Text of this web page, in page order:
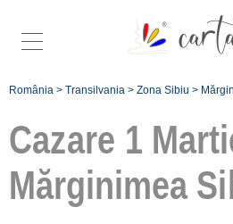
România > Transilvania > Zona Sibiu >
Cazare 1
Mărginimea